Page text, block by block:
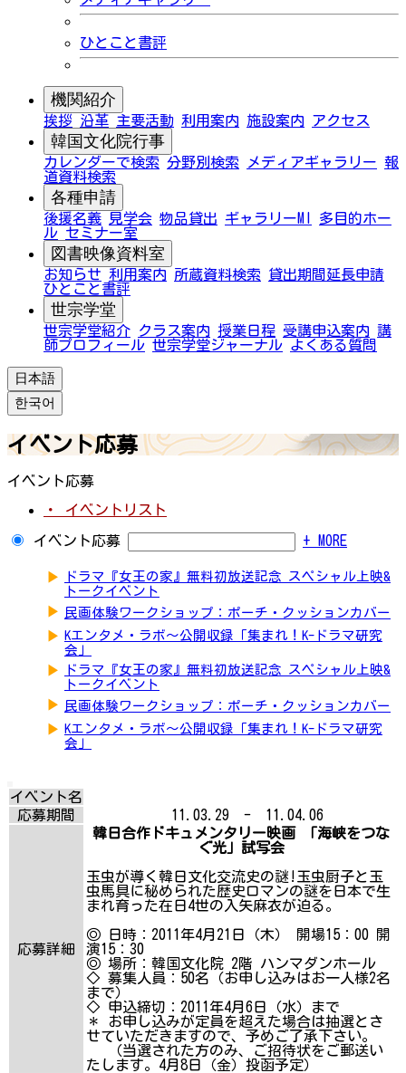
ひとこと書評
機関紹介
挨拶 沿革 主要活動 利用案内 施設案内 アクセス
韓国文化院行事
カレンダーで検索 分野別検索 メディアギャラリー 報
道資料検索
各種申請
後援名義 見学会 物品貸出 ギャラリーMI
多目的ホー
ル セミナー室
図書映像資料室
お知らせ 利用案内 所蔵資料検索
貸出期間延長申請
ひとこと書評
世宗学堂
世宗学堂紹介 クラス案内 授業日程 受講申込案内 講
師プロフィール 世宗学堂ジャーナル よくある質問
日本語
한국어
イベント応募
イベント応募
・ イベントリスト
イベント応募 + MORE
▶
ドラマ『女王の家』無料初放送記念 スペシャル上映&
トークイベント
▶ 民画体験ワークショップ：ポーチ・クッションカバー
▶ Kエンタメ・ラボ～公開収録「集まれ！K-ドラマ研究
会」
▶
ドラマ『女王の家』無料初放送記念 スペシャル上映&
トークイベント
▶ 民画体験ワークショップ：ポーチ・クッションカバー
▶ Kエンタメ・ラボ～公開収録「集まれ！K-ドラマ研究
会」
イベント名
応募期間
11.03.29 - 11.04.06
応募詳細
韓日合作ドキュメンタリー映画 「海峡をつな
ぐ光」試写会
玉虫が導く韓日文化交流史の謎!玉虫厨子と玉
虫馬具に秘められた歴史ロマンの謎を日本で生
まれ育った在日4世の入矢麻衣が迫る。
◎ 日時：2011年4月21日（木） 開場15：00 開
演15：30
◎ 場所：韓国文化院 2階 ハンマダンホール
◇ 募集人員：50名（お申し込みはお一人様2名
まで）
◇ 申込締切：2011年4月6日（水）まで
＊ お申し込みが定員を超えた場合は抽選とさ
せていただきますので、予めご了承下さい。
（当選された方のみ、ご招待状をご郵送い
たします。4月8日（金）投函予定）